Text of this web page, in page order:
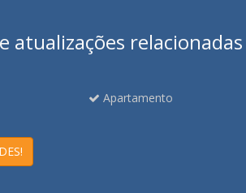
atualizações
Apartamento